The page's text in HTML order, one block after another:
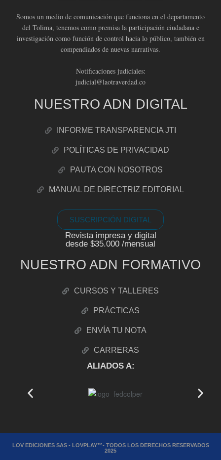
Somos un medio de comunicación que funciona en el departamento
del Tolima, tenemos como premisa la participación ciudadana e
investigación como función de control hacia lo público, también en
compendiados de nuevas narrativas.
Notificaciones judiciales:
judicial@laotraverdad.co
NUESTRO ADN DIGITAL
INFORME TRANSPARENCIA JTI
POLÍTICAS DE PRIVACIDAD
PAUTA CON NOSOTROS
MANUAL DE DIRECTRIZ EDITORIAL
SUSCRIPCIÓN DIGITAL
Revista impresa y digital
desde $35.000 /mensual
NUESTRO ADN FORMATIVO
CURSOS Y TALLERES
PRÁCTICAS
ENVÍA TU NOTA
CARRERAS
ALIADOS A:
LOV EDICIONES SAS - LOVPLAY™- TODOS LOS DERECHOS RESERVADOS
2025